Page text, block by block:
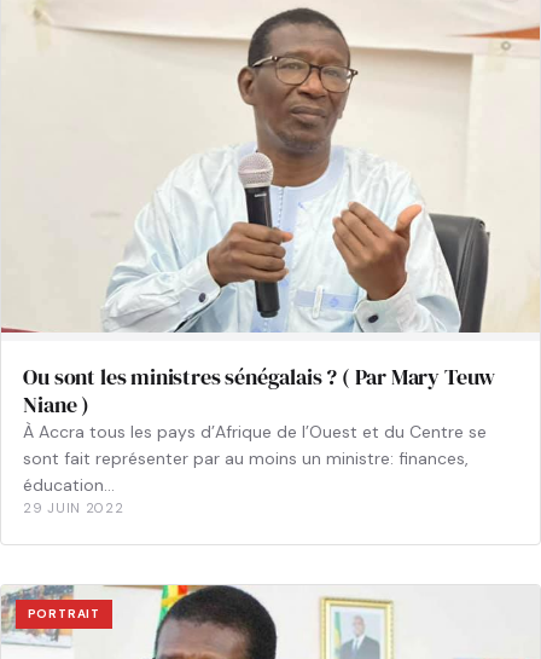
Ou sont les ministres sénégalais ? ( Par Mary Teuw
Niane )
À Accra tous les pays d’Afrique de l’Ouest et du Centre se
sont fait représenter par au moins un ministre: finances,
éducation…
29 JUIN 2022
PORTRAIT